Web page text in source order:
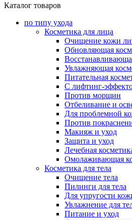
Каталог товаров
по типу ухода
Косметика для лица
Очищение кожи
Обновляющая
Увлажняющая
Питательная
С лифтинг-
Против морщин
Отбеливание и
Для проблемной
Против
Макияж и уход
Защита и уход
Лечебная
Омолаживающая
Косметика для тела
Очищение тела
Пилинги для тела
Для упругости
Увлажнение для
Питание и уход